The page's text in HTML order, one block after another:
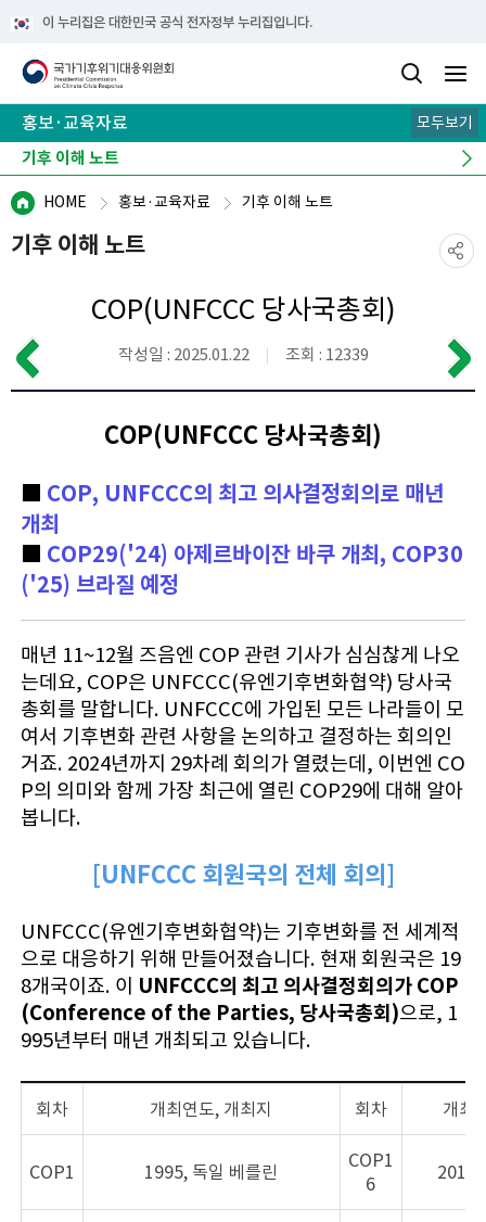
이 누리집은 대한민국 공식 전자정부 누리집입니다.
홍보·교육자료
카드뉴스
기후 이해 노트
e-book
뉴스레터
캠페인
모두보기
HOME 홍보·교육자료 기후 이해 노트
기후 이해 노트
COP(UNFCCC 당사국총회)
작성일 : 2025.01.22 조회 : 12339
COP(UNFCCC 당사국총회)
■ COP, UNFCCC의 최고 의사결정회의로 매년
개최
■ COP29('24) 아제르바이잔 바쿠 개최, COP30
('25) 브라질 예정
매년 11~12월 즈음엔 COP 관련 기사가 심심찮게 나오
는데요, COP은 UNFCCC(유엔기후변화협약) 당사국
총회를 말합니다. UNFCCC에 가입된 모든 나라들이 모
여서 기후변화 관련 사항을 논의하고 결정하는 회의인
거죠. 2024년까지 29차례 회의가 열렸는데, 이번엔 CO
P의 의미와 함께 가장 최근에 열린 COP29에 대해 알아
봅니다.
[UNFCCC 회원국의 전체 회의]
UNFCCC(유엔기후변화협약)는 기후변화를 전 세계적
으로 대응하기 위해 만들어졌습니다. 현재 회원국은 19
8개국이죠. 이 UNFCCC의 최고 의사결정회의가 COP
(Conference of the Parties, 당사국총회)으로, 1
995년부터 매년 개최되고 있습니다.
회차 개최연도, 개최지 회차 개최
COP1 1995, 독일 베를린
COP1
6
2010,